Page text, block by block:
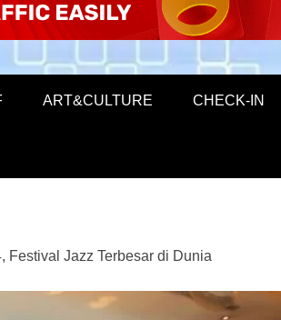
ART&CULTURE CHECK-IN
Festival Jazz Terbesar di Dunia